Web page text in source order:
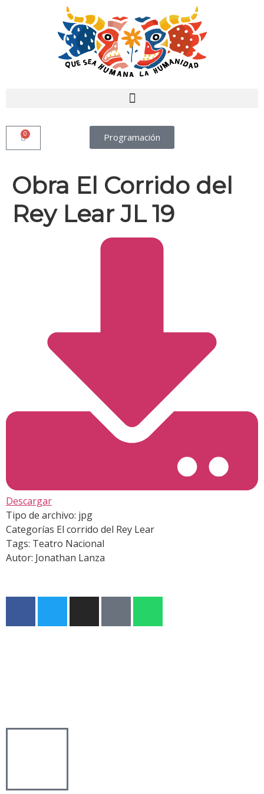
Programación
0
Obra El Corrido del
Rey Lear JL 19
Descargar
Tipo de archivo: jpg
Categorías El corrido del Rey Lear
Tags: Teatro Nacional
Autor: Jonathan Lanza